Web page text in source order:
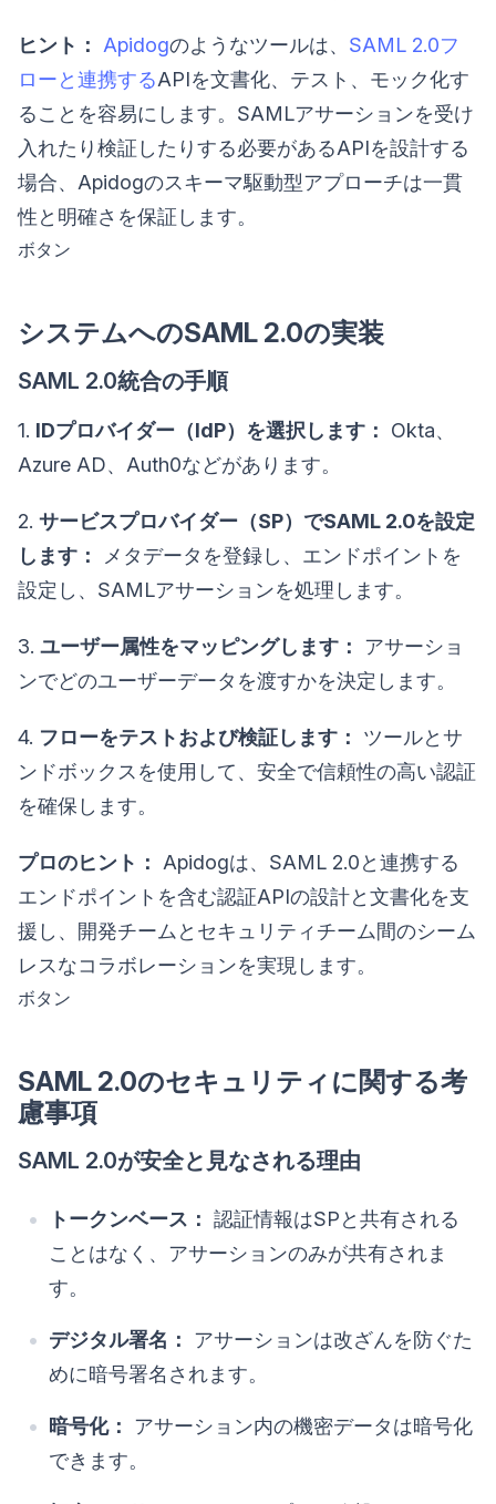
ヒント： Apidogのようなツールは、 SAML 2.0フ
ローと連携するAPIを文書化、テスト、モック化す
ることを容易にします。SAMLアサーションを受け
入れたり検証したりする必要があるAPIを設計する
場合、Apidogのスキーマ駆動型アプローチは一貫
性と明確さを保証します。
ボタン
システムへのSAML 2.0の実装
SAML 2.0統合の手順
1. IDプロバイダー（IdP）を選択します：
Okta、
Azure AD、Auth0などがあります。
2. サービスプロバイダー（SP）でSAML 2.0を設定
します：
メタデータを登録し、エンドポイントを
設定し、SAMLアサーションを処理します。
3. ユーザー属性をマッピングします：
アサーショ
ンでどのユーザーデータを渡すかを決定します。
4. フローをテストおよび検証します：
ツールとサ
ンドボックスを使用して、安全で信頼性の高い認証
を確保します。
プロのヒント：
Apidogは、SAML 2.0と連携する
エンドポイントを含む認証APIの設計と文書化を支
援し、開発チームとセキュリティチーム間のシーム
レスなコラボレーションを実現します。
ボタン
SAML 2.0のセキュリティに関する考
慮事項
SAML 2.0が安全と見なされる理由
トークンベース： 認証情報はSPと共有される
ことはなく、アサーションのみが共有されま
す。
デジタル署名：
アサーションは改ざんを防ぐた
めに暗号署名されます。
暗号化：
アサーション内の機密データは暗号化
できます。